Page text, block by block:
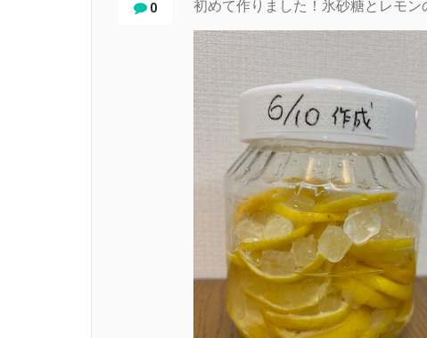
0 初めて作りました！氷砂糖とレモン